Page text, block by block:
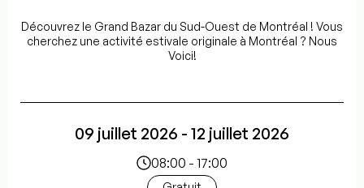
Découvrez le Grand Bazar du Sud-Ouest de Montréal ! Vous
cherchez une activité estivale originale à Montréal ? Nous
Voici!
09 juillet 2026 - 12 juillet 2026
08:00 - 17:00